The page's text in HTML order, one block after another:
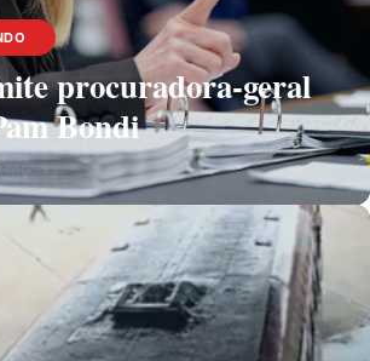
procuradora-geral
Bondi